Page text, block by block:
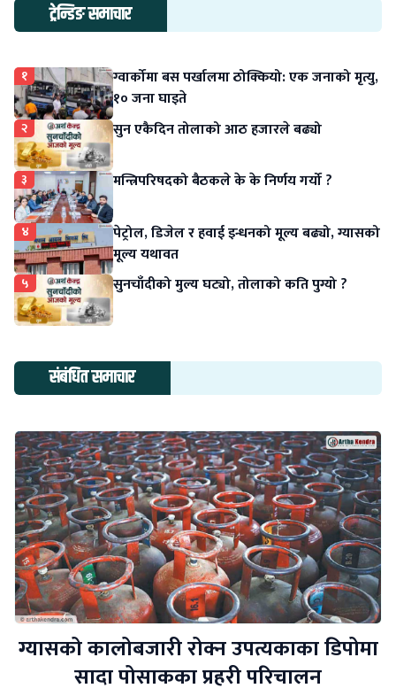
ट्रेन्डिङ समाचार
१
ग्वार्कोमा बस पर्खालमा ठोक्कियो: एक जनाको मृत्यु,
१० जना घाइते
२ सुन एकैदिन तोलाको आठ हजारले बढ्यो
३ मन्त्रिपरिषदको बैठकले के के निर्णय गर्यो ?
४
पेट्रोल, डिजेल र हवाई इन्धनको मूल्य बढ्यो, ग्यासको
मूल्य यथावत
५ सुनचाँदीको मुल्य घट्यो, तोलाको कति पुग्यो ?
संबंधित समाचार
ग्यासको कालोबजारी रोक्न उपत्यकाका डिपोमा
सादा पोसाकका प्रहरी परिचालन